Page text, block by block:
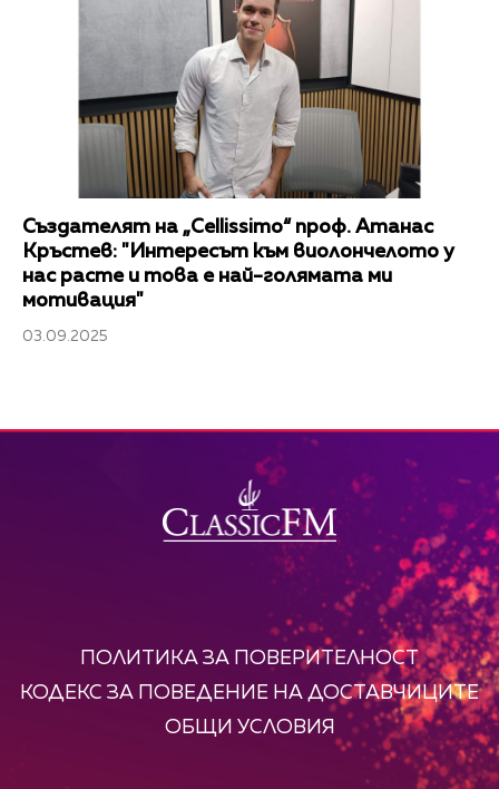
Създателят на „Cellissimo“ проф. Атанас
Кръстев: "Интересът към виолончелото у
нас расте и това е най-голямата ми
мотивация"
03.09.2025
ПОЛИТИКА ЗА ПОВЕРИТЕЛНОСТ
КОДЕКС ЗА ПОВЕДЕНИЕ НА ДОСТАВЧИЦИТЕ
ОБЩИ УСЛОВИЯ